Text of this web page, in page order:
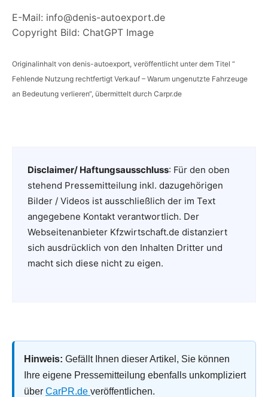
E-Mail: info@denis-autoexport.de
Copyright Bild: ChatGPT Image
Originalinhalt von denis-autoexport, veröffentlicht unter dem Titel “
Fehlende Nutzung rechtfertigt Verkauf – Warum ungenutzte Fahrzeuge
an Bedeutung verlieren“, übermittelt durch Carpr.de
Disclaimer/ Haftungsausschluss: Für den oben
stehend Pressemitteilung inkl. dazugehörigen
Bilder / Videos ist ausschließlich der im Text
angegebene Kontakt verantwortlich. Der
Webseitenanbieter Kfzwirtschaft.de distanziert
sich ausdrücklich von den Inhalten Dritter und
macht sich diese nicht zu eigen.
Hinweis: Gefällt Ihnen dieser Artikel, Sie können
Ihre eigene Pressemitteilung ebenfalls unkompliziert
über CarPR.de veröffentlichen.